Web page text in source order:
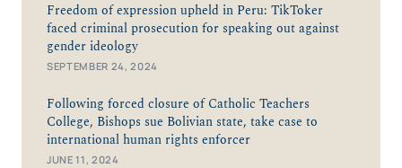
Freedom of expression upheld in Peru: TikToker
faced criminal prosecution for speaking out against
gender ideology
SEPTEMBER 24, 2024
Following forced closure of Catholic Teachers
College, Bishops sue Bolivian state, take case to
international human rights enforcer
JUNE 11, 2024